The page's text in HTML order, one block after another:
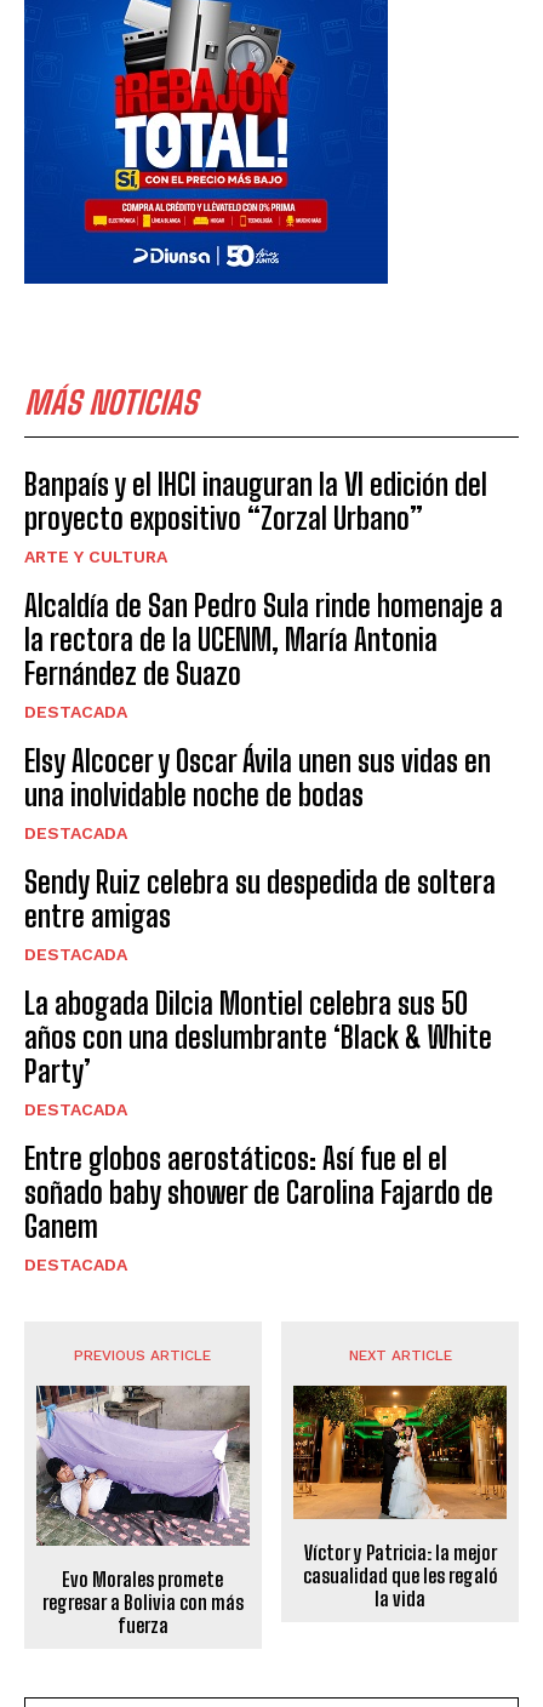
MÁS NOTICIAS
Banpaís y el IHCI inauguran la VI edición del
proyecto expositivo “Zorzal Urbano”
ARTE Y CULTURA
Alcaldía de San Pedro Sula rinde homenaje a
la rectora de la UCENM, María Antonia
Fernández de Suazo
DESTACADA
Elsy Alcocer y Oscar Ávila unen sus vidas en
una inolvidable noche de bodas
DESTACADA
Sendy Ruiz celebra su despedida de soltera
entre amigas
DESTACADA
La abogada Dilcia Montiel celebra sus 50
años con una deslumbrante ‘Black & White
Party’
DESTACADA
Entre globos aerostáticos: Así fue el el
soñado baby shower de Carolina Fajardo de
Ganem
DESTACADA
PREVIOUS ARTICLE
Evo Morales promete
regresar a Bolivia con más
fuerza
NEXT ARTICLE
Víctor y Patricia: la mejor
casualidad que les regaló
la vida